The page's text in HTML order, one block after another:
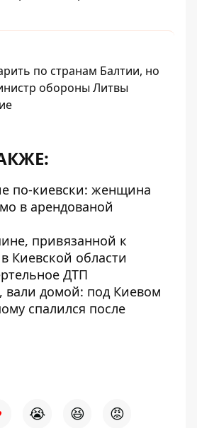
по странам Балтии, но
обороны Литвы
по-киевски: женщина
в арендованой
привязанной к
Киевской области
ДТП
вали домой: под Киевом
спалился после
😭 😆 😡